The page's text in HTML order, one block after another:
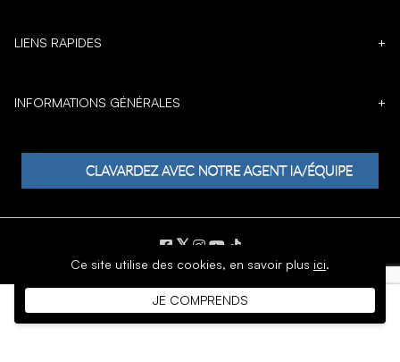
Ce site utilise des cookies, en savoir plus ici.
JE COMPRENDS
LIENS RAPIDES +
INFORMATIONS GÉNÉRALES +
𝕏
DROIT D'AUTEUR © 1996 - 2026 SoftMoc Inc.
Commerce électronique par MWF Group. Tous droits réservés.